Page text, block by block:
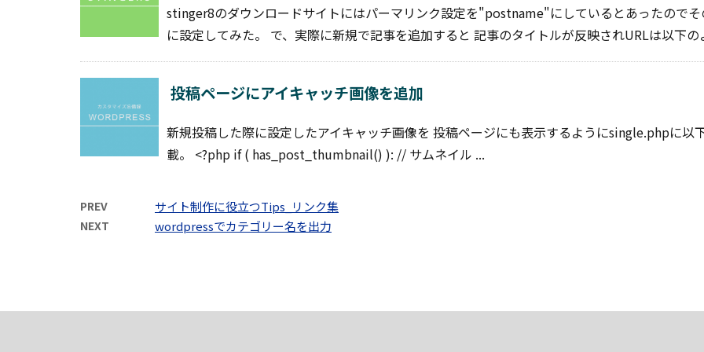
stinger8のダウンロードサイトにはパーマリンク設定を"postname"にしているとあったのでそ
に設定してみた。 で、実際に新規で記事を追加すると 記事のタイトルが反映されURLは以下の
投稿ページにアイキャッチ画像を追加
新規投稿した際に設定したアイキャッチ画像を 投稿ページにも表示するようにsingle.phpに以
載。 <?php if ( has_post_thumbnail() ): // サムネイル ...
PREV サイト制作に役立つTips_リンク集
NEXT wordpressでカテゴリー名を出力